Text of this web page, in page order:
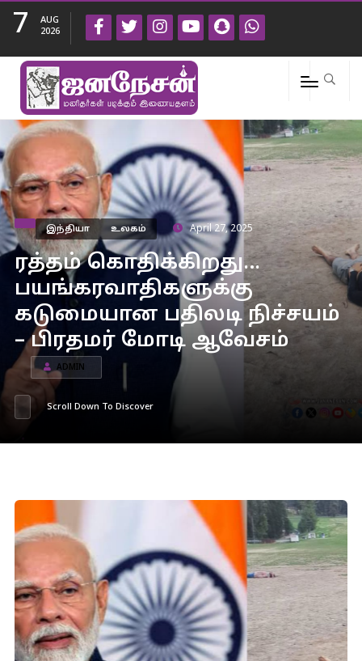
7
AUG
2026
இந்தியா உலகம் April 27, 2025
ரத்தம் கொதிக்கிறது…
பயங்கரவாதிகளுக்கு
கடுமையான பதிலடி நிச்சயம்
– பிரதமர் மோடி ஆவேசம்
ADMIN
Scroll Down To Discover